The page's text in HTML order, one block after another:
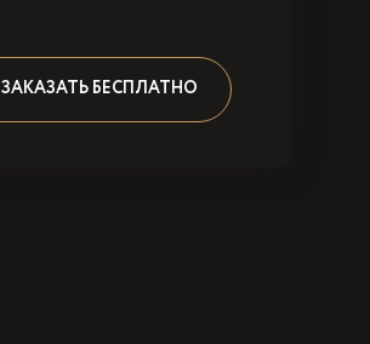
ЗАКАЗАТЬ БЕСПЛАТНО